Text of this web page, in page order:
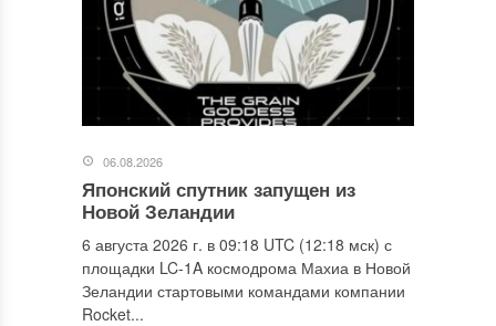
06.08.2026
Японский спутник запущен из
Новой Зеландии
6 августа 2026 г. в 09:18 UTC (12:18 мск) с
площадки LC-1A космодрома Махиа в Новой
Зеландии стартовыми командами компании
Rocket...